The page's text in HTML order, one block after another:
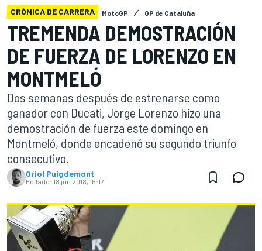
CRÓNICA DE CARRERA MotoGP GP de Cataluña
TREMENDA DEMOSTRACIÓN
DE FUERZA DE LORENZO EN
MONTMELÓ
Dos semanas después de estrenarse como
ganador con Ducati, Jorge Lorenzo hizo una
demostración de fuerza este domingo en
Montmeló, donde encadenó su segundo triunfo
consecutivo.
Oriol Puigdemont
Editado: 18 jun 2018, 15:17